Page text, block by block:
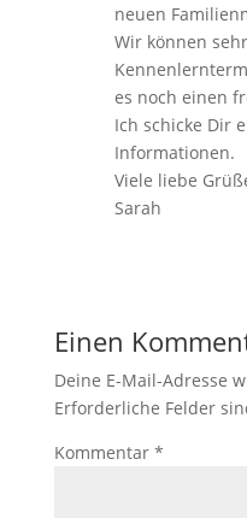
neuen
Wir können
es noch einen
Ich schicke Dir
Informationen.
Viele liebe
Sarah
Einen
Deine E-Mail-Adresse
Erforderliche Felder
Kommentar *